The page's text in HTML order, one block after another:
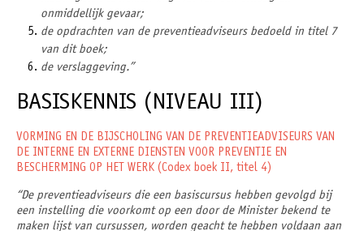
onmiddellijk gevaar;
de opdrachten van de preventieadviseurs bedoeld in titel 7
van dit boek;
de verslaggeving.”
BASISKENNIS (NIVEAU III)
VORMING EN DE BIJSCHOLING VAN DE PREVENTIEADVISEURS VAN
DE INTERNE EN EXTERNE DIENSTEN VOOR PREVENTIE EN
BESCHERMING OP HET WERK (Codex boek II, titel 4)
“De preventieadviseurs die een basiscursus hebben gevolgd bij
een instelling die voorkomt op een door de Minister bekend te
maken lijst van cursussen, worden geacht te hebben voldaan aan